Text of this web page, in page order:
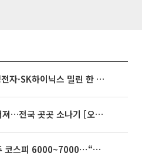
[베스트&워스트] 삼성전자·SK하이닉스 밀린 한 주…상상인증권은 85% 급등
35도 안팎 무더위 이어져…전국 곳곳 소나기 [오늘 날씨]
[주간증시전망] 다음주 코스피 6000~7000⋯“外人 수급은 정책이 변수”